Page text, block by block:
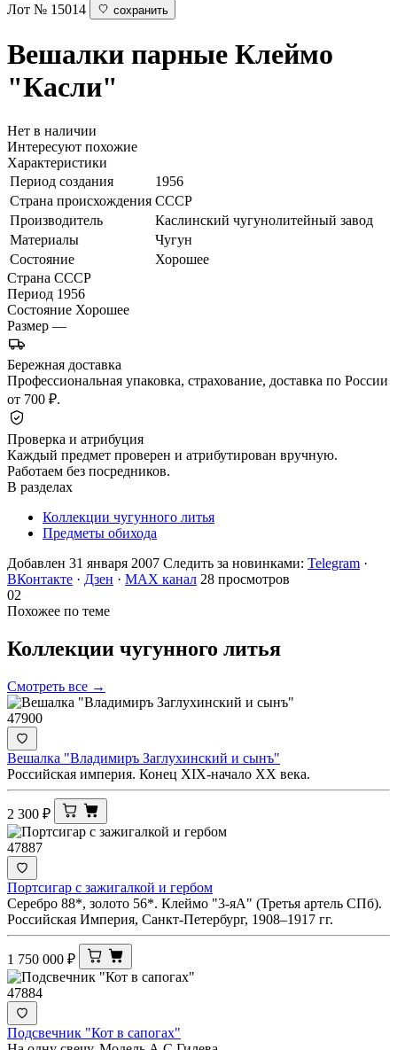
Лот № 15014
сохранить
Вешалки парные Клеймо
"Касли"
Нет в наличии
Интересуют похожие
Характеристики
Период создания
1956
Страна происхождения СССР
Производитель
Каслинский чугунолитейный завод
Материалы
Чугун
Состояние
Хорошее
Страна СССР
Период 1956
Состояние Хорошее
Размер —
Бережная доставка
Профессиональная упаковка, страхование, доставка по России
от 700 ₽.
Проверка и атрибуция
Каждый предмет проверен и атрибутирован вручную.
Работаем без посредников.
В разделах
Коллекции чугунного литья
Предметы обихода
Добавлен 31 января 2007 Следить за новинками: Telegram ·
ВКонтакте · Дзен · MAX канал 28 просмотров
02
Похожее по теме
Коллекции чугунного литья
Смотреть все →
47900
Вешалка "Владимиръ Заглухинский и сынъ"
Российская империя. Конец XIX-начало ХХ века.
2 300 ₽
47887
Портсигар с зажигалкой и гербом
Серебро 88*, золото 56*. Клеймо "3-яА" (Третья артель СПб).
Российская Империя, Санкт-Петербург, 1908–1917 гг.
1 750 000 ₽
47884
Подсвечник "Кот в сапогах"